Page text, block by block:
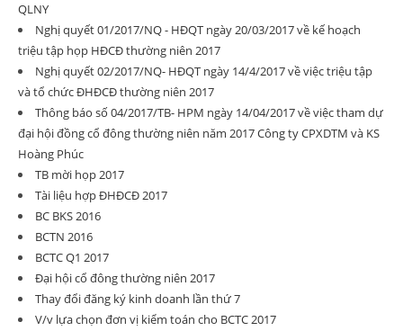
QLNY
Nghị quyết 01/2017/NQ - HĐQT ngày 20/03/2017 về kế hoạch
triệu tập họp HĐCĐ thường niên 2017
Nghị quyết 02/2017/NQ- HĐQT ngày 14/4/2017 về việc triệu tập
và tổ chức ĐHĐCĐ thường niên 2017
Thông báo số 04/2017/TB- HPM ngày 14/04/2017 về việc tham dự
đại hội đồng cổ đông thường niên năm 2017 Công ty CPXDTM và KS
Hoàng Phúc
TB mời họp 2017
Tài liệu hợp ĐHĐCĐ 2017
BC BKS 2016
BCTN 2016
BCTC Q1 2017
Đại hội cổ đông thường niên 2017
Thay đổi đăng ký kinh doanh lần thứ 7
V/v lựa chọn đơn vị kiểm toán cho BCTC 2017